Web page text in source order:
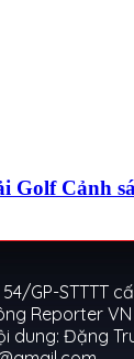
Golf Cảnh
GP-STTTT
Reporter
dung: Đặng